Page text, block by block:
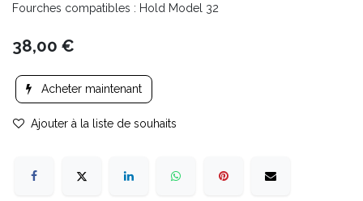
Fourches compatibles : Hold Model 32
38,00 €
Acheter maintenant
Ajouter à la liste de souhaits